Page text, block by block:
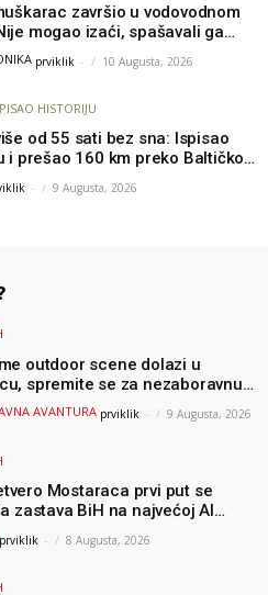
završio u vodovodnom
mogao izaći, spašavali ga
prviklik - 10 Augusta, 2026
HISTORIJU
od 55 sati bez sna: Ispisao
i prešao 160 km preko Baltičkog
podvig posvetio djeci oboljeloj
- 9 Augusta, 2026
outdoor scene dolazi u
spremite se za nezaboravnu
(VIDEO) !
AVANTURA prviklik - 9 Augusta, 2026
Mostaraca prvi put se
zastava BiH na najvećoj AI
a sada je njihov mentor
član komiteta Međunarodne
prviklik - 8 Augusta, 2026